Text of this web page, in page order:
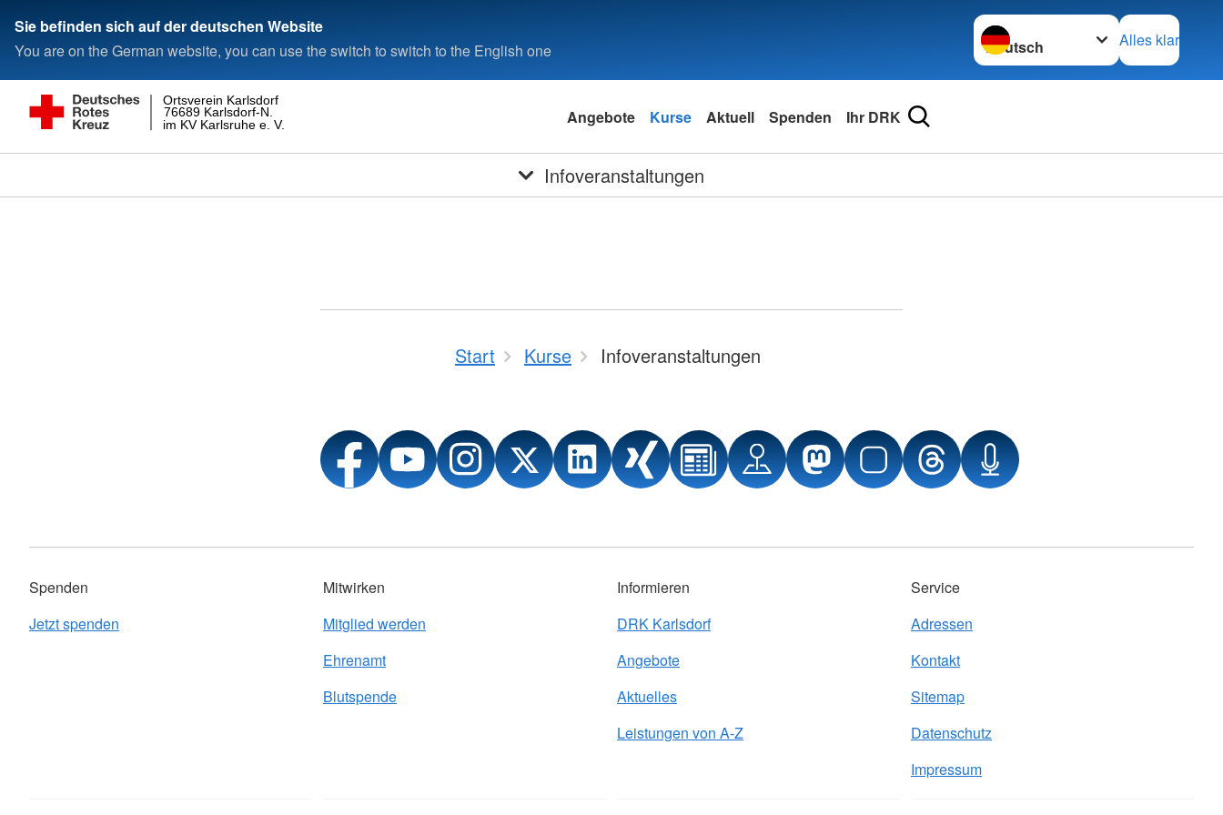
Sie befinden sich auf der deutschen Website
You are on the German website, you can use the switch to switch to the English one
Sprache wechseln zu
Alles klar
im KV Karlsruhe e. V.
76689 Karlsdorf-N.
Ortsverein Karlsdorf
Angebote Kurse Aktuell Spenden Ihr DRK
Infoveranstaltungen
Start Kurse Infoveranstaltungen
Spenden
Jetzt spenden
Mitwirken
Mitglied werden
Ehrenamt
Blutspende
Informieren
DRK Karlsdorf
Angebote
Aktuelles
Leistungen von A-Z
Service
Adressen
Kontakt
Sitemap
Datenschutz
Impressum